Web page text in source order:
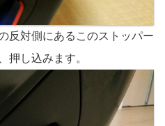
反対側にあるこのストッパー
押し込みます。